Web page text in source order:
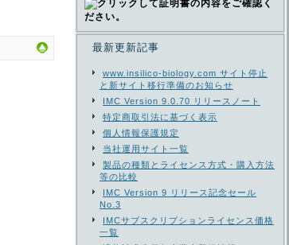
最新更新記事
www.insilico-biology.com サイト停止
と新サイト移行準備のお知らせ
IMC Version 9.0.70 リリースノート
特定商取引法に基づく表示
個人情報保護規定
当社運用サイト一覧
製品の種類とライセンス方式・購入方法
等の比較
IMC Version 9 リリース記念セール
No.3
IMCサブスクリプションライセンス価格
一覧